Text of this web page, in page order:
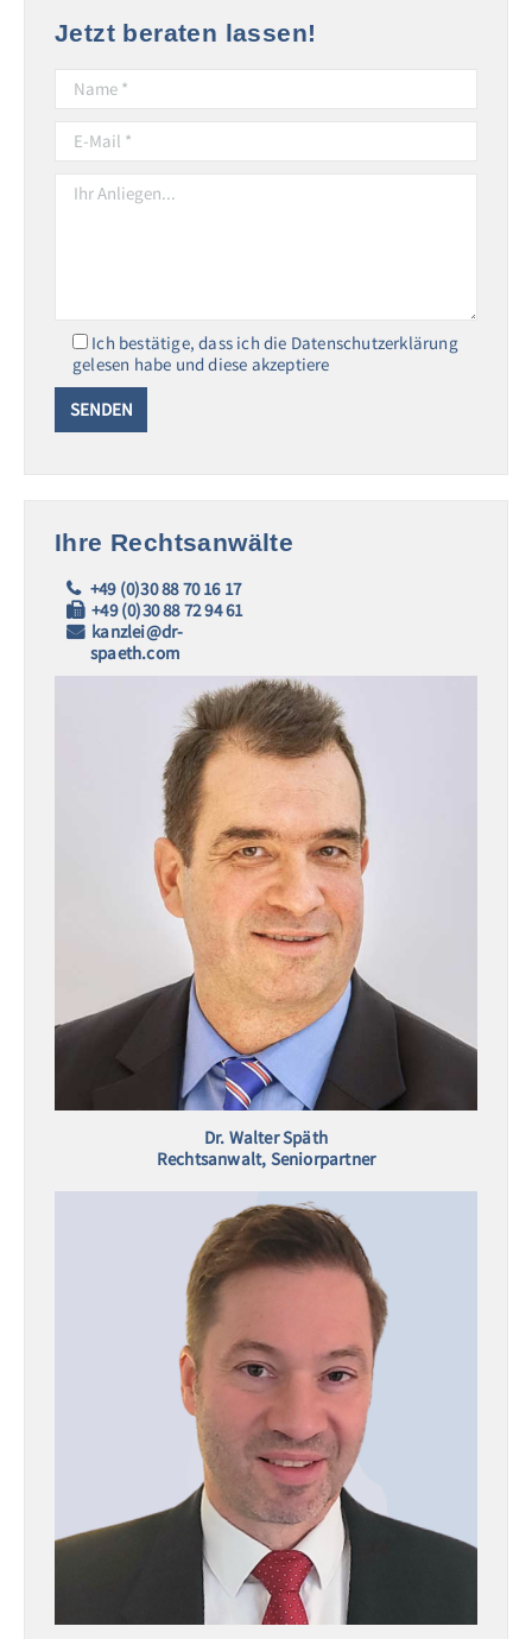
Jetzt beraten lassen!
Ich bestätige, dass ich die Datenschutzerklärung
gelesen habe und diese akzeptiere
Ihre Rechtsanwälte
+49 (0)30 88 70 16 17
+49 (0)30 88 72 94 61
kanzlei@dr-
spaeth.com
Dr. Walter Späth
Rechtsanwalt, Seniorpartner